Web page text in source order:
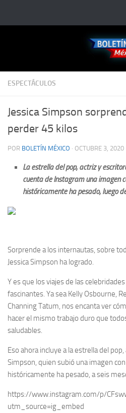
ESPECTÁCULOS
Jessica Simpson
perder 45 kilos
POR BOLETÍN MÉXICO · OCTUBRE 3, 2020
La estrella del pop, actriz y
cuenta de Instagram una imagen
históricamente ha pesado, luego
Sorprende a los internautas, sobre
Jessica Simpson ha logrado.
Y es que los viajes de las
fascinantes. Ya sea Kelly Osbourne,
Channing Tatum, nos encanta ver
hacer el mismo trabajo duro que
saludables.
Eso ahora incluye a la estrella del
Simpson, quien subió una imagen
históricamente ha pesado, a seis
https://www.instagram.com/p/
utm_source=ig_embed